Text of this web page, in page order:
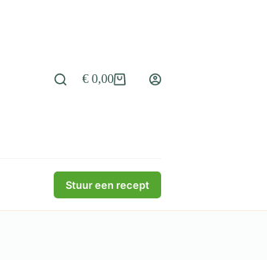
Winkelwagen
€0,00
Stuur een recept